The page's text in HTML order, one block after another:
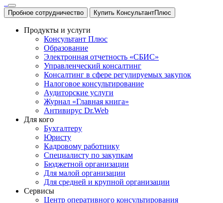
Пробное сотрудничество Купить КонсультантПлюс
Продукты и услуги
Консультант Плюс
Образование
Электронная отчетность «СБИС»
Управленческий консалтинг
Консалтинг в сфере регулируемых закупок
Налоговое консультирование
Аудиторские услуги
Журнал «Главная книга»
Антивирус Dr.Web
Для кого
Бухгалтеру
Юристу
Кадровому работнику
Специалисту по закупкам
Бюджетной организации
Для малой организации
Для средней и крупной организации
Сервисы
Центр оперативного консультирования